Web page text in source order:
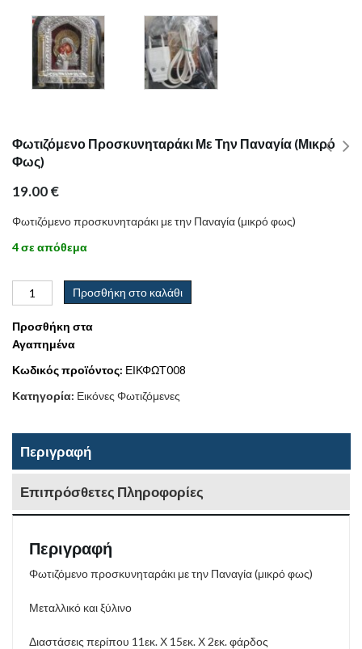
Φωτιζόμενο Προσκυνηταράκι Με Την Παναγία (μικρό
Φως)
19.00€
Φωτιζόμενο προσκυνηταράκι με την Παναγία (μικρό φως)
4 σε απόθεμα
Προσθήκη στο καλάθι
Προσθήκη στα
Αγαπημένα
Κωδικός προϊόντος: ΕΙΚΦΩΤ008
Κατηγορία: Εικόνες Φωτιζόμενες
Περιγραφή
Επιπρόσθετες Πληροφορίες
Περιγραφή
Φωτιζόμενο προσκυνηταράκι με την Παναγία (μικρό φως)
Μεταλλικό και ξύλινο
Διαστάσεις περίπου 11εκ. Χ 15εκ. Χ 2εκ. φάρδος